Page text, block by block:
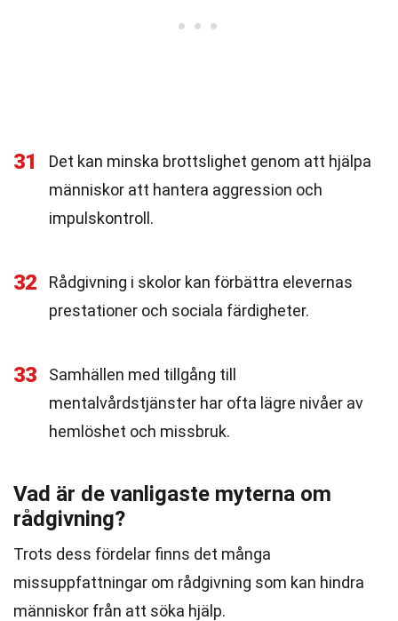
31
Det kan minska brottslighet genom att hjälpa
människor att hantera aggression och
impulskontroll.
32
Rådgivning i skolor kan förbättra elevernas
prestationer och sociala färdigheter.
33
Samhällen med tillgång till
mentalvårdstjänster har ofta lägre nivåer av
hemlöshet och missbruk.
Vad är de vanligaste myterna om
rådgivning?
Trots dess fördelar finns det många
missuppfattningar om rådgivning som kan hindra
människor från att söka hjälp.